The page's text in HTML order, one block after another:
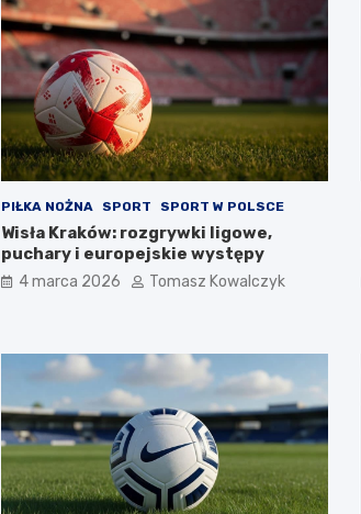
PIŁKA NOŻNA SPORT SPORT W POLSCE
Wisła Kraków: rozgrywki ligowe,
puchary i europejskie występy
4 marca 2026 Tomasz Kowalczyk